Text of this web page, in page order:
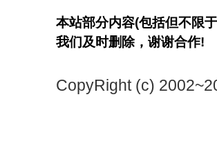
本站部分内容(包括但不限
我们及时删除，谢谢合作!
CopyRight (c)